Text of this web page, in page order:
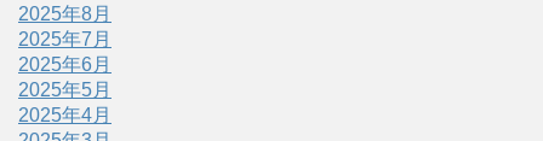
2025年8月
2025年7月
2025年6月
2025年5月
2025年4月